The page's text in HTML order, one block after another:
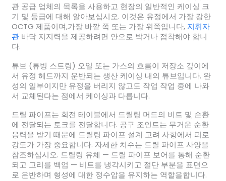
관 공급 업체의 목록을 사용하고 현장의 일반적인 케이싱 크
기 및 등급에 대해 알아보십시오. 이것은 유정에서 가장 강한
OCTG 제품이며,가장 바깥 쪽 또는 가장 위쪽입니다, 지휘자
관바닥 지지력을 제공하려면 안으로 박거나 접착해야 합니
다.
튜브 (튜빙 스트링) 오일 또는 가스의 흐름이 저장소 깊이에
서 유정 헤드까지 운반되는 생산 케이싱 내의 튜브입니다. 완
성의 일부이지만 유정을 버리지 않고도 작업 작업 중에 나와
서 교체된다는 점에서 케이싱과 다릅니다.
드릴 파이프는 회전 테이블에서 드릴링 머드의 비트 및 순환
에 전달되는 토크를 전달합니다. 공구 조인트는 무거운 순환
응력을 받기 때문에 드릴링 파이프 설계 고려 사항에서 피로
강도가 가장 중요합니다. 자세한 치수는 드릴 파이프 사양을
참조하십시오. 드릴링 유체 — 드릴 파이프 보어를 통해 순환
되고 고리를 백업 — 비트를 냉각시키고 절단 부분을 표면으
로 운반하며 형성에 대한 정수압을 유지하는 역할을합니다.